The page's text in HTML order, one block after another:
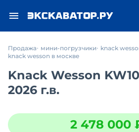
Продажа мини-погрузчики knack
knack wesson в москве
Knack Wesson
2026 г.в.
2 478 000